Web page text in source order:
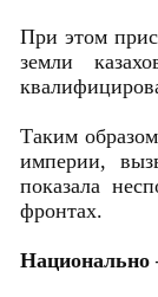
При этом
земли
Таким
империи,
показала
фронтах.
Национально